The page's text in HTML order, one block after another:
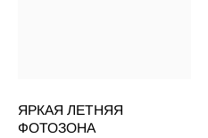
ЯРКАЯ ЛЕТНЯЯ
ФОТОЗОНА